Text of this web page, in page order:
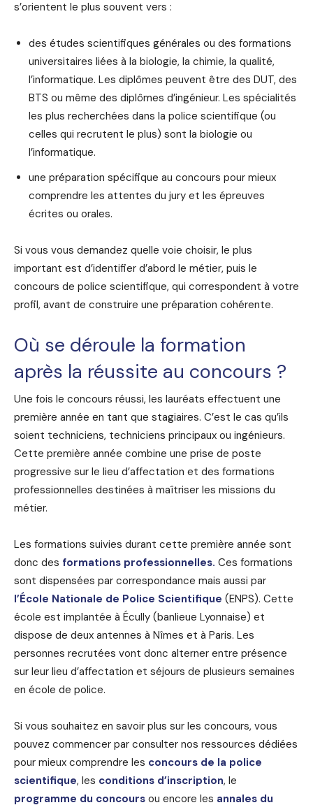
s’orientent le plus souvent vers :
des études scientifiques générales ou des formations
universitaires liées à la biologie, la chimie, la qualité,
l’informatique. Les diplômes peuvent être des DUT, des
BTS ou même des diplômes d’ingénieur. Les spécialités
les plus recherchées dans la police scientifique (ou
celles qui recrutent le plus) sont la biologie ou
l’informatique.
une préparation spécifique au concours pour mieux
comprendre les attentes du jury et les épreuves
écrites ou orales.
Si vous vous demandez quelle voie choisir, le plus
important est d’identifier d’abord le métier, puis le
concours de police scientifique, qui correspondent à votre
profil, avant de construire une préparation cohérente.
Où se déroule la formation
après la réussite au concours ?
Une fois le concours réussi, les lauréats effectuent une
première année en tant que stagiaires. C’est le cas qu’ils
soient techniciens, techniciens principaux ou ingénieurs.
Cette première année combine une prise de poste
progressive sur le lieu d’affectation et des formations
professionnelles destinées à maîtriser les missions du
métier.
Les formations suivies durant cette première année sont
donc des formations professionnelles. Ces formations
sont dispensées par correspondance mais aussi par
l’École Nationale de Police Scientifique (ENPS). Cette
école est implantée à Écully (banlieue Lyonnaise) et
dispose de deux antennes à Nîmes et à Paris. Les
personnes recrutées vont donc alterner entre présence
sur leur lieu d’affectation et séjours de plusieurs semaines
en école de police.
Si vous souhaitez en savoir plus sur les concours, vous
pouvez commencer par consulter nos ressources dédiées
pour mieux comprendre les concours de la police
scientifique, les conditions d’inscription, le
programme du concours ou encore les annales du